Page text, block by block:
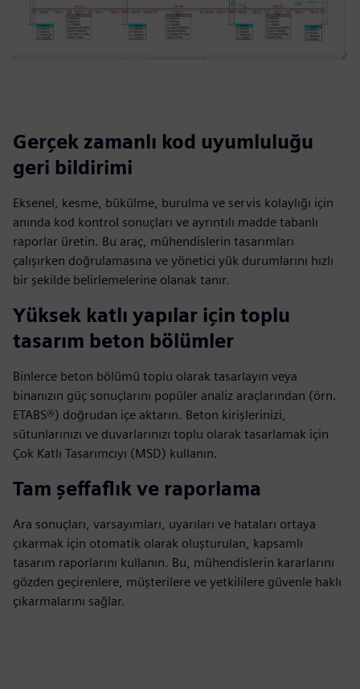
Gerçek zamanlı kod uyumluluğu
geri bildirimi
Eksenel, kesme, bükülme, burulma ve servis kolaylığı için
anında kod kontrol sonuçları ve ayrıntılı madde tabanlı
raporlar üretin. Bu araç, mühendislerin tasarımları
çalışırken doğrulamasına ve yönetici yük durumlarını hızlı
bir şekilde belirlemelerine olanak tanır.
Yüksek katlı yapılar için toplu
tasarım beton bölümler
Binlerce beton bölümü toplu olarak tasarlayın veya
binanızın güç sonuçlarını popüler analiz araçlarından (örn.
ETABS®) doğrudan içe aktarın. Beton kirişlerinizi,
sütunlarınızı ve duvarlarınızı toplu olarak tasarlamak için
Çok Katlı Tasarımcıyı (MSD) kullanın.
Tam şeffaflık ve raporlama
Ara sonuçları, varsayımları, uyarıları ve hataları ortaya
çıkarmak için otomatik olarak oluşturulan, kapsamlı
tasarım raporlarını kullanın. Bu, mühendislerin kararlarını
gözden geçirenlere, müşterilere ve yetkililere güvenle haklı
çıkarmalarını sağlar.